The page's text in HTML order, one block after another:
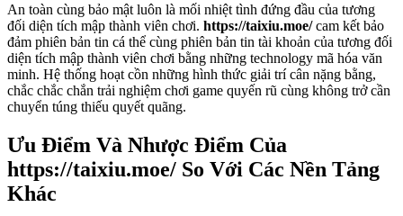
An toàn cùng bảo mật luôn là mối nhiệt tình đứng đầu của tương
đối diện tích mập thành viên chơi. https://taixiu.moe/cam kết bảo
đảm phiên bản tin cá thể cùng phiên bản tin tài khoản của tương đối
diện tích mập thành viên chơi bằng những technology mã hóa văn
minh. Hệ thống hoạt cồn những hình thức giải trí cân nặng bằng,
chắc chắc chắn trải nghiệm chơi game quyến rũ cùng không trở cần
chuyển túng thiếu quyết quãng.
Ưu Điểm Và Nhược Điểm Của
https://taixiu.moe/ So Với Các Nền Tảng
Khác